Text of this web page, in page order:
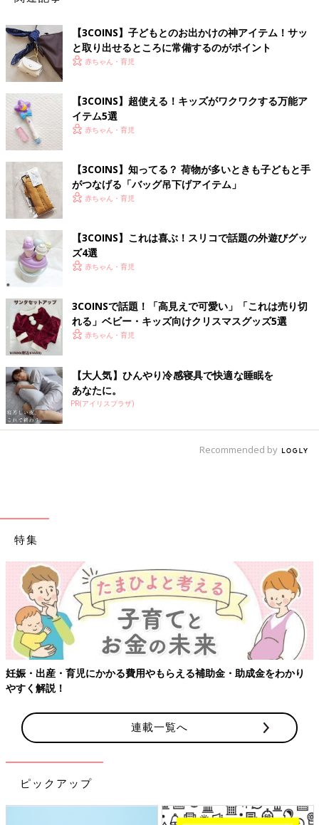
【3COINS】子どもとのお出かけの神アイテム！サッ
と取り出せるところに常備するのがポイント
赤ちゃん・育児
【3COINS】超使える！キッズがワクワクする万能ア
イテム5選
赤ちゃん・育児
【3COINS】知ってる？ 荷物が多いときも子どもと手
がつなげる「バッグ吊下げアイテム」
赤ちゃん・育児
【3COINS】これは喜ぶ！スリコで話題の外遊びグッ
ズ4選
赤ちゃん・育児
3COINSで話題！「高見えで可愛い」「これは売り切
れる」ベビー・キッズ向けクリスマスグッズ5選
赤ちゃん・育児
【大人気】ひんやり冷感寝具で快適な睡眠を
あなたに。
PR(アイリスプラザ)
Recommended by
特集
もらえる補助金・助成金をわかり
【ワクチン接種できるものも
連載一覧へ
ピックアップ